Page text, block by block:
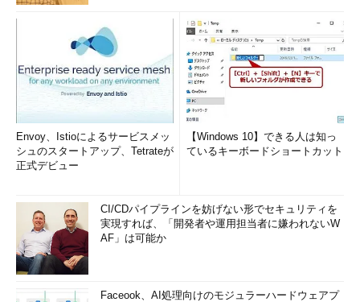
Envoy、Istioによるサービスメッ
シュのスタートアップ、Tetrateが
正式デビュー
【Windows 10】できる人は知っ
ているキーボードショートカット
CI/CDパイプラインを妨げない形でセキュリティを
実現すれば、「開発者や運用担当者に嫌われないW
AF」は可能か
Faceook、AI処理向けのモジュラーハードウェアプ